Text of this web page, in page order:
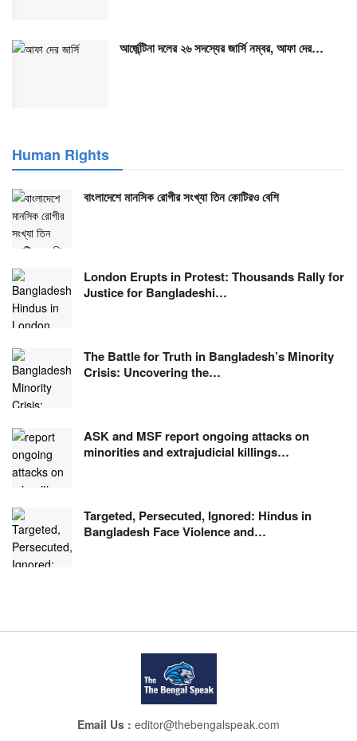
আর্জেন্টিনা দলের ২৬ সদস্যের জার্সি নম্বর, আফা দের…
Human Rights
বাংলাদেশে মানসিক রোগীর সংখ্যা তিন কোটিরও বেশি
London Erupts in Protest: Thousands Rally for
Justice for Bangladeshi…
The Battle for Truth in Bangladesh’s Minority
Crisis: Uncovering the…
ASK and MSF report ongoing attacks on
minorities and extrajudicial killings…
Targeted, Persecuted, Ignored: Hindus in
Bangladesh Face Violence and…
Email Us : editor@thebengalspeak.com